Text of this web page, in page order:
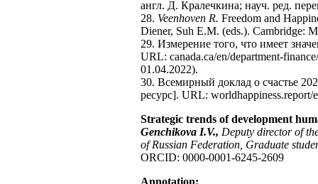
англ. Д. Кралечкина; науч. ред.
28. Veenhoven R. Freedom and
Diener, Suh E.M. (eds.). Cambridge:
29. Измерение того, что имеет
URL: canada.ca/en/department-
01.04.2022).
30. Всемирный доклад о счастье
ресурс]. URL:
Strategic trends of development
Genchikova I.V., Deputy director of
of Russian Federation, Graduate
ORCID: 0000-0001-6245-2609